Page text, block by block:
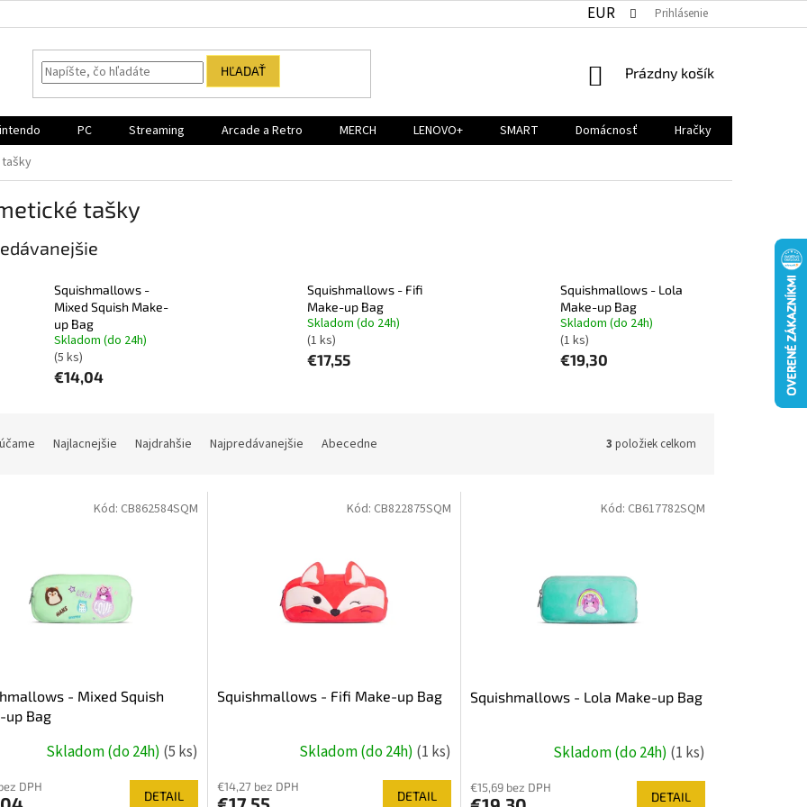
EUR Prihlásenie
HĽADAŤ
NÁKUPNÝ
Prázdny košík
PC Streaming Arcade a Retro MERCH LENOVO+ SMART Domácnosť
Hračky
tašky
Squishmallows -
Mixed Squish Make-
up Bag
Skladom (do 24h)
(5 ks)
€14,04
Squishmallows - Fifi
Make-up Bag
Skladom (do 24h)
(1 ks)
€17,55
Squishmallows - Lola
Make-up Bag
Skladom (do 24h)
(1 ks)
€19,30
Najlacnejšie Najdrahšie Najpredávanejšie Abecedne 3 položiek celkom
- Mixed Squish
up Bag
Skladom (do 24h) (5 ks)
DPH
DETAIL
Kód: CB862584SQM
Squishmallows - Fifi Make-up Bag
Skladom (do 24h) (1 ks)
€14,27 bez DPH
DETAIL
Kód: CB822875SQM
Squishmallows - Lola Make-up Bag
Skladom (do 24h) (1 ks)
€15,69 bez DPH
DETAIL
Kód: CB617782SQM